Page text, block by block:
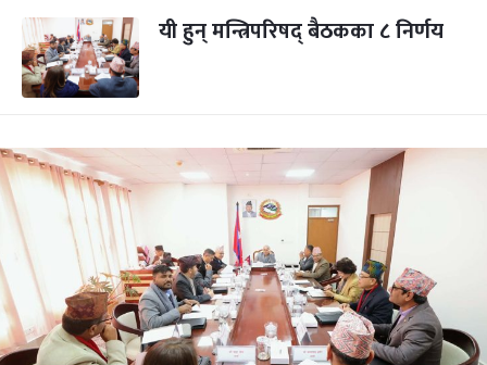
यी हुन् मन्त्रिपरिषद् बैठकका ८ निर्णय